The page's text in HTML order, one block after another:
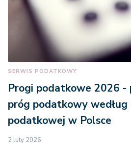
SERWIS PODATKOWY
Progi podatkowe 2026 -
próg podatkowy według
podatkowej w Polsce
2 luty 2026